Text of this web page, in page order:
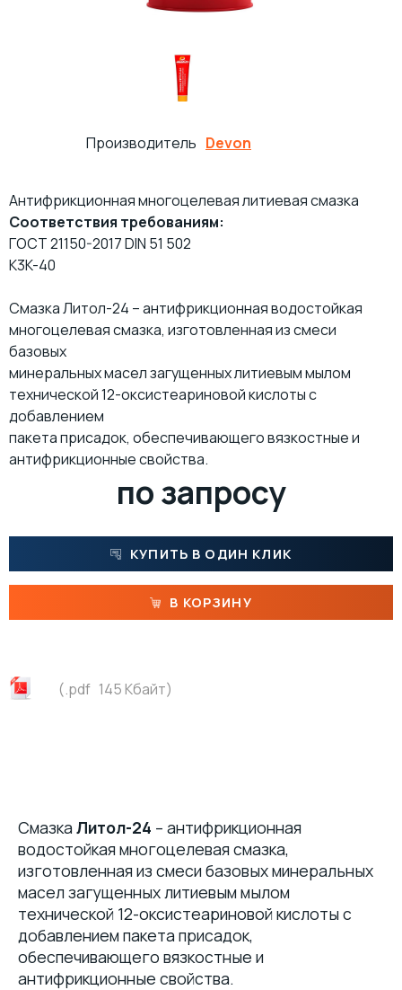
Производитель Devon
Антифрикционная многоцелевая литиевая смазка
Соответствия требованиям:
ГОСТ 21150-2017 DIN 51 502
K3K-40
Смазка Литол-24 – антифрикционная водостойкая
многоцелевая смазка, изготовленная из смеси
базовых
минеральных масел загущенных литиевым мылом
технической 12-оксистеариновой кислоты с
добавлением
пакета присадок, обеспечивающего вязкостные и
антифрикционные свойства.
по запросу
КУПИТЬ В ОДИН КЛИК
В КОРЗИНУ
(.pdf 145 Кбайт)
Смазка Литол-24 – антифрикционная
водостойкая многоцелевая смазка,
изготовленная из смеси базовых минеральных
масел загущенных литиевым мылом
технической 12-оксистеариновой кислоты с
добавлением пакета присадок,
обеспечивающего вязкостные и
антифрикционные свойства.
МОТОРНОЕ МАСЛО ДЛЯ СУДОВЫХ ДВИГАТЕЛЕЙ
КОМПРЕССОРНОЕ МАСЛО
СПЕЦИАЛЬНЫЕ МАСЛА
МАСЛА ОБЩЕГО НАЗНАЧЕНИЯ (БАЗОВЫЕ)
ИНДУСТРИАЛЬНЫЕ СМАЗКИ
ТЕХНОЛОГИЧЕСКИЕ СМАЗКИ
КАНАТНЫЕ СМАЗКИ
АНТИФРИКЦИОННЫЕ СМАЗКИ
ОЧИСТИТЕЛИ